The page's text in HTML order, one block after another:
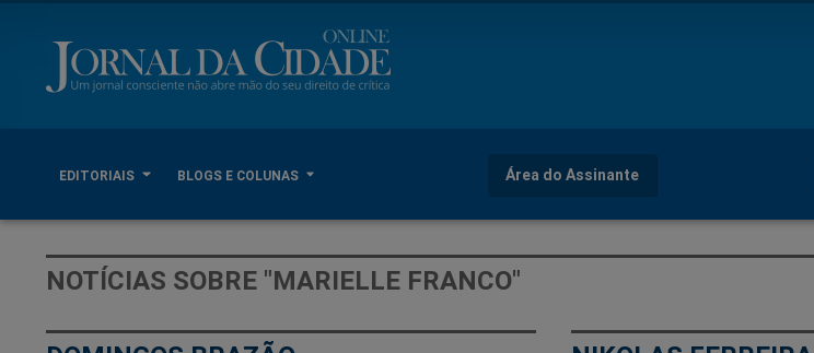
EDITORIAIS BLOGS E COLUNAS Área do Assinante
NOTÍCIAS SOBRE "MARIELLE FRANCO"